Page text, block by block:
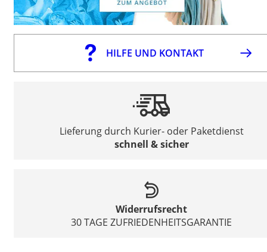
HILFE UND KONTAKT
Lieferung durch Kurier- oder Paketdienst
schnell & sicher
Widerrufsrecht
30 TAGE ZUFRIEDENHEITSGARANTIE